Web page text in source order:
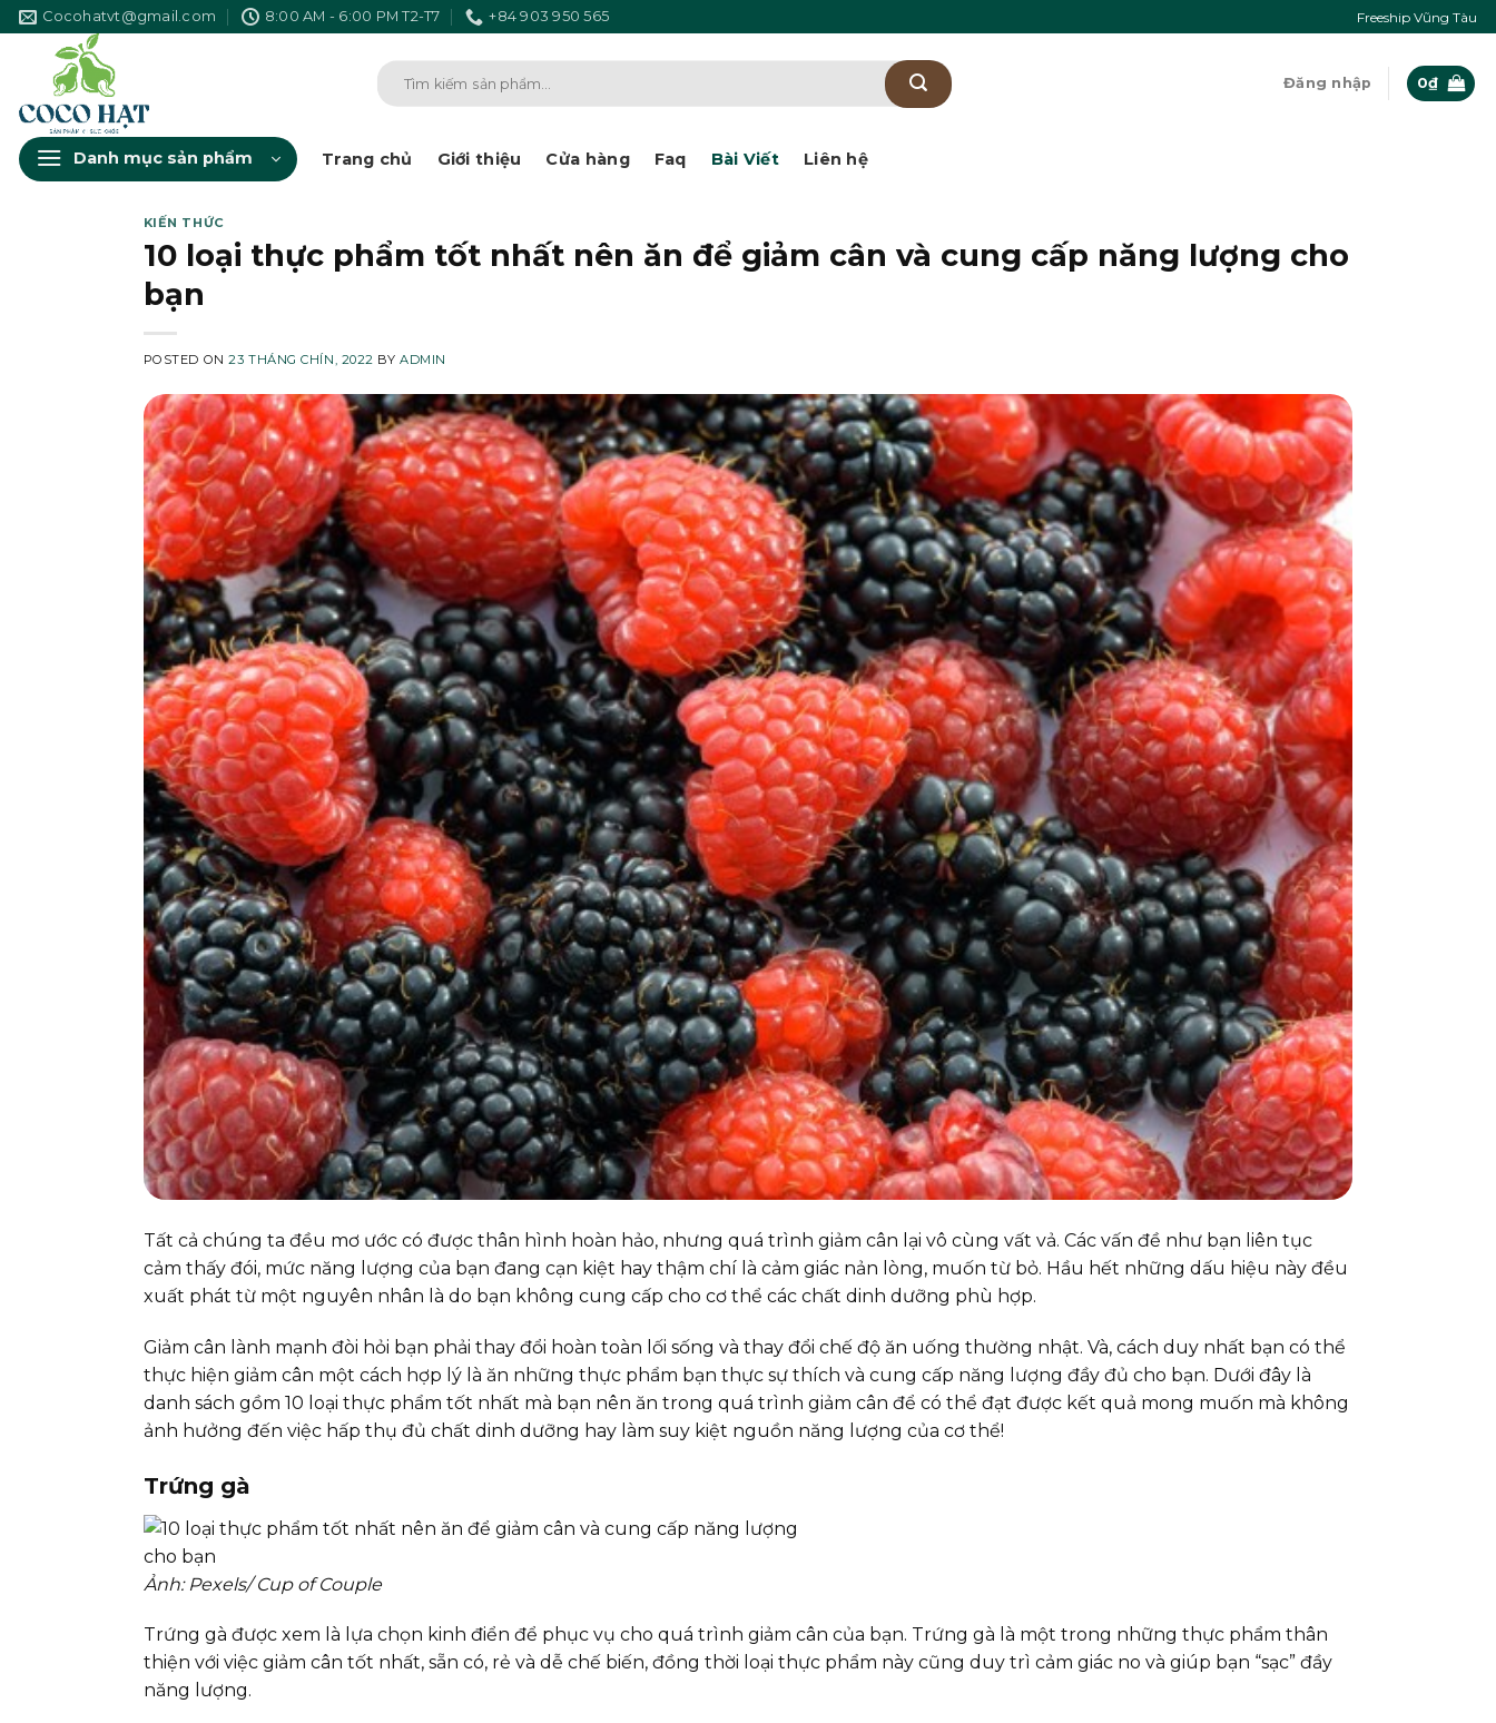
Skip
to
content
Cocohatvt@gmail.com 8:00 AM - 6:00 PM T2-T7 +84 903 950 565 Freeship Vũng Tàu
Đăng nhập 0₫
Danh mục sản phẩm Trang chủ Giới thiệu Cửa hàng Faq Bài Viết Liên hệ
KIẾN THỨC
10 loại thực phẩm tốt nhất nên ăn để giảm cân và cung cấp năng lượng cho
bạn
POSTED ON23 THÁNG CHÍN, 2022 BYADMIN
Tất cả chúng ta đều mơ ước có được thân hình hoàn hảo, nhưng quá trình giảm cân lại vô cùng vất vả. Các vấn đề như bạn liên tục
cảm thấy đói, mức năng lượng của bạn đang cạn kiệt hay thậm chí là cảm giác nản lòng, muốn từ bỏ. Hầu hết những dấu hiệu này đều
xuất phát từ một nguyên nhân là do bạn không cung cấp cho cơ thể các chất dinh dưỡng phù hợp.
Giảm cân lành mạnh đòi hỏi bạn phải thay đổi hoàn toàn lối sống và thay đổi chế độ ăn uống thường nhật. Và, cách duy nhất bạn có thể
thực hiện giảm cân một cách hợp lý là ăn những thực phẩm bạn thực sự thích và cung cấp năng lượng đầy đủ cho bạn. Dưới đây là
danh sách gồm 10 loại thực phẩm tốt nhất mà bạn nên ăn trong quá trình giảm cân để có thể đạt được kết quả mong muốn mà không
ảnh hưởng đến việc hấp thụ đủ chất dinh dưỡng hay làm suy kiệt nguồn năng lượng của cơ thể!
Trứng gà
Ảnh: Pexels/ Cup of Couple
Trứng gà được xem là lựa chọn kinh điển để phục vụ cho quá trình giảm cân của bạn. Trứng gà là một trong những thực phẩm thân
thiện với việc giảm cân tốt nhất, sẵn có, rẻ và dễ chế biến, đồng thời loại thực phẩm này cũng duy trì cảm giác no và giúp bạn “sạc” đầy
năng lượng.